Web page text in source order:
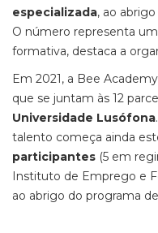
especializada, ao
O número representa
formativa, destaca a
Em 2021, a Bee
que se juntam às 12
Universidade Lusófona
talento começa ainda
participantes (5 em
Instituto de Emprego e
ao abrigo do programa